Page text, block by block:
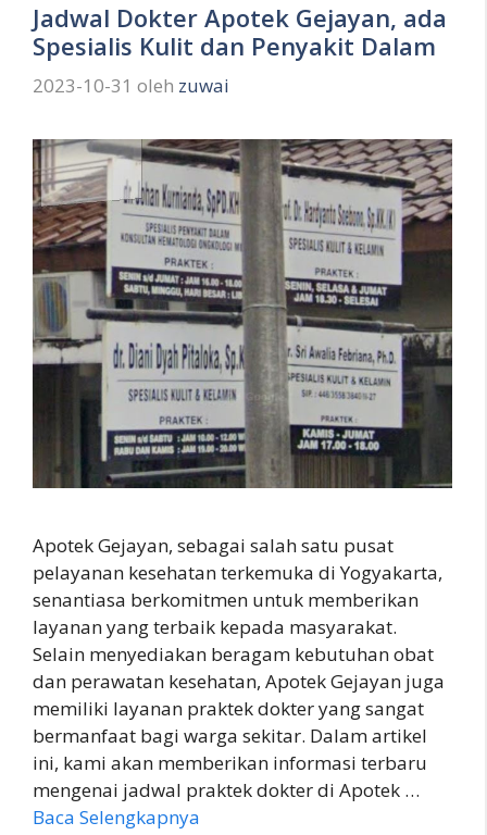
Jadwal Dokter Apotek Gejayan, ada
Spesialis Kulit dan Penyakit Dalam
2023-10-31 oleh zuwai
Apotek Gejayan, sebagai salah satu pusat
pelayanan kesehatan terkemuka di Yogyakarta,
senantiasa berkomitmen untuk memberikan
layanan yang terbaik kepada masyarakat.
Selain menyediakan beragam kebutuhan obat
dan perawatan kesehatan, Apotek Gejayan juga
memiliki layanan praktek dokter yang sangat
bermanfaat bagi warga sekitar. Dalam artikel
ini, kami akan memberikan informasi terbaru
mengenai jadwal praktek dokter di Apotek …
Baca Selengkapnya